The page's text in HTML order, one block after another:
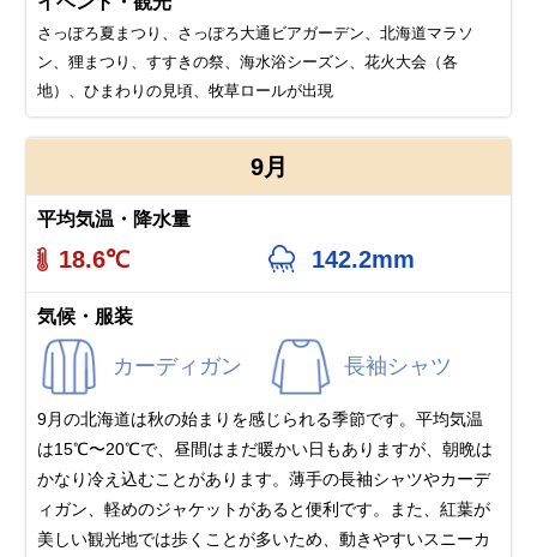
さっぽろ夏まつり、さっぽろ大通ビアガーデン、北海道マラソ
ン、狸まつり、すすきの祭、海水浴シーズン、花火大会（各
地）、ひまわりの見頃、牧草ロールが出現
9月
平均気温・降水量
18.6℃ 142.2mm
気候・服装
カーディガン 長袖シャツ
9月の北海道は秋の始まりを感じられる季節です。平均気温
は15℃〜20℃で、昼間はまだ暖かい日もありますが、朝晩は
かなり冷え込むことがあります。薄手の長袖シャツやカーデ
ィガン、軽めのジャケットがあると便利です。また、紅葉が
美しい観光地では歩くことが多いため、動きやすいスニーカ